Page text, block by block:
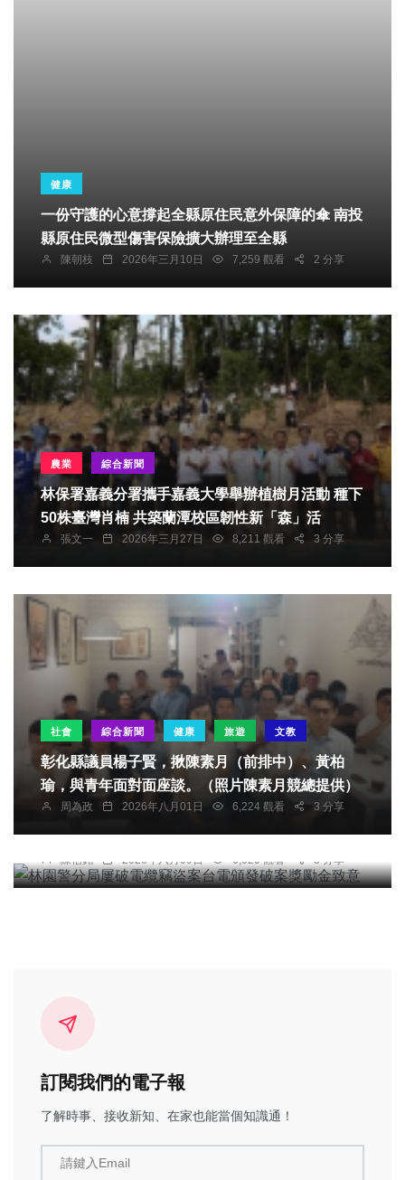
健康
一份守護的心意撐起全縣原住民意外保障的傘 南投
縣原住民微型傷害保險擴大辦理至全縣
陳朝枝 2026年三月10日 7,259 觀看 2 分享
農業 綜合新聞
林保署嘉義分署攜手嘉義大學舉辦植樹月活動 種下
50株臺灣肖楠 共築蘭潭校區韌性新「森」活
張文一 2026年三月27日 8,211 觀看 3 分享
社會 綜合新聞 健康 旅遊 文教
彰化縣議員楊子賢，揪陳素月（前排中）、黃柏
瑜，與青年面對面座談。（照片陳素月競總提供）
周為政 2026年八月01日 6,224 觀看 3 分享
綜合新聞
林園警分局屢破電纜竊盜案台電頒發破案獎勵金致
意
陳信銘 2026年六月09日 6,620 觀看 3 分享
訂閱我們的電子報
了解時事、接收新知、在家也能當個知識通！
請鍵入Email